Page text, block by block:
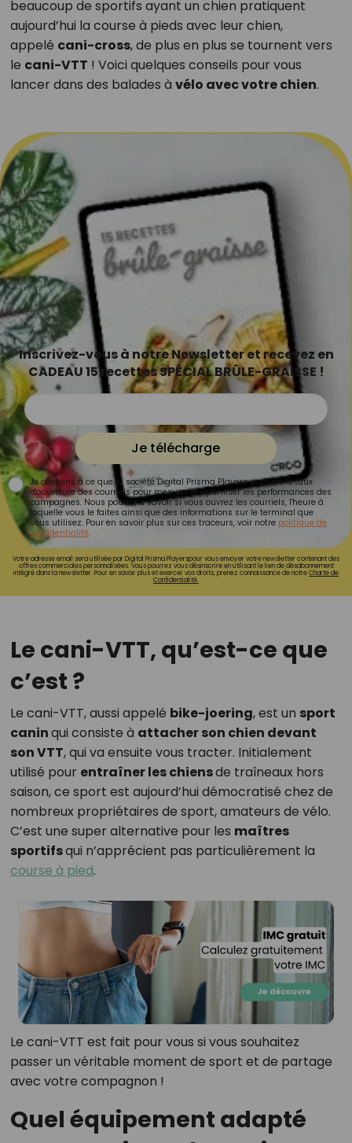
beaucoup de sportifs ayant un chien pratiquent
aujourd’hui la course à pieds avec leur chien,
appelé cani-cross, de plus en plus se tournent vers
le cani-VTT ! Voici quelques conseils pour vous
lancer dans des balades à vélo avec votre chien.
Inscrivez-vous à notre Newsletter et recevez en
CADEAU 15 recettes SPÉCIAL BRÛLE-GRAISSE !
Je télécharge
Je consens à ce que la société Digital Prisma Players analyse le taux
d'ouverture des courriels pour mesurer et optimiser les performances des
campagnes. Nous pourrons savoir si vous ouvrez les courriels, l'heure à
laquelle vous le faites ainsi que des informations sur le terminal que
vous utilisez. Pour en savoir plus sur ces traceurs, voir notre politique de
confidentialité.
Votre adresse email sera utilisée par Digital Prisma Playerspour vous envoyer votre newsletter contenant des
offres commerciales personnalisées. Vous pourrez vous désinscrire en utilisant le lien de désabonnement
intégré dans la newsletter. Pour en savoir plus et exercer vos droits, prenez connaissance de notreCharte de
Confidentialité.
Le cani-VTT, qu’est-ce que
c’est ?
Le cani-VTT, aussi appelé bike-joering, est un sport
caninqui consiste à attacher son chien devant
son VTT, qui va ensuite vous tracter. Initialement
utilisé pour entraîner les chiensde traîneaux hors
saison, ce sport est aujourd’hui démocratisé chez de
nombreux propriétaires de sport, amateurs de vélo.
C’est une super alternative pour les maîtres
sportifsqui n’apprécient pas particulièrement la
course à pied.
Le cani-VTT est fait pour vous si vous souhaitez
passer un véritable moment de sport et de partage
avec votre compagnon !
Quel équipement adapté